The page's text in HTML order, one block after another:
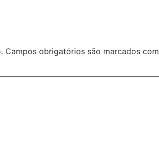
Campos obrigatórios são marcados com